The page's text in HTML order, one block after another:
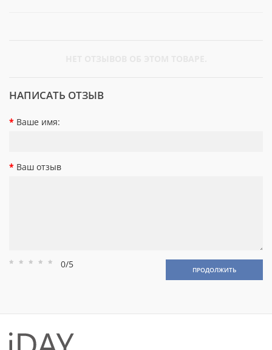
НАПИСАТЬ ОТЗЫВ
Ваше имя:
Ваш отзыв
Рейтинг
Рейтинг
Рейтинг
Рейтинг
Рейтинг
0/5 ПРОДОЛЖИТЬ